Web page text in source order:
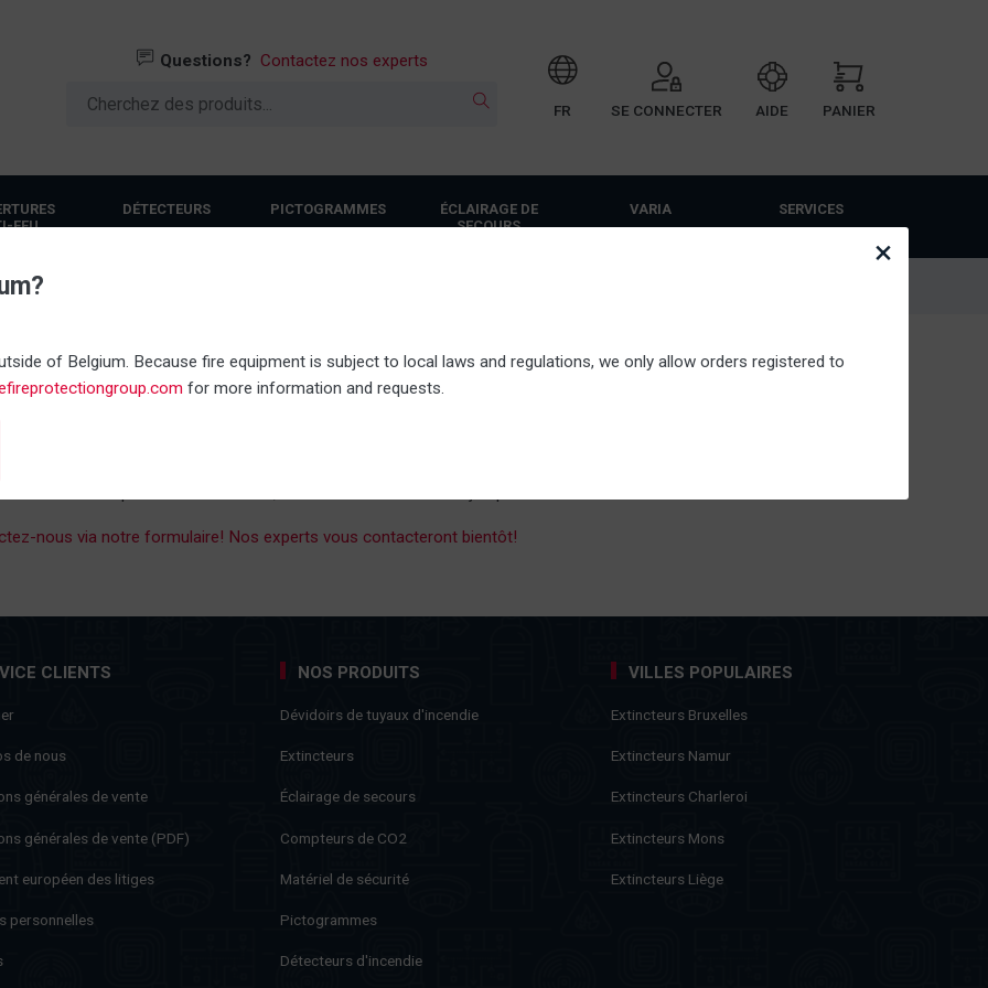
FR SE CONNECTER AIDE PANIER
Questions? Contactez nos experts
FEU
DÉTECTEURS PICTOGRAMMES
ÉCLAIRAGE DE
SECOURS
VARIA SERVICES
nos produits. De cette façon, vous êtes complètement sûr d'une installation correcte et vous n'avez pas besoin
nous via notre formulaire! Nos experts vous contacteront bientôt!
CLIENTS
de nous
générales de vente
générales de vente (PDF)
européen des litiges
personnelles
NOS PRODUITS
Dévidoirs de tuyaux d'incendie
Extincteurs
Éclairage de secours
Compteurs de CO2
Matériel de sécurité
Pictogrammes
Détecteurs d'incendie
VILLES POPULAIRES
Extincteurs Bruxelles
Extincteurs Namur
Extincteurs Charleroi
Extincteurs Mons
Extincteurs Liège
×
of Belgium. Because fire equipment is subject to local laws and regulations, we only allow orders registered to
for more information and requests.